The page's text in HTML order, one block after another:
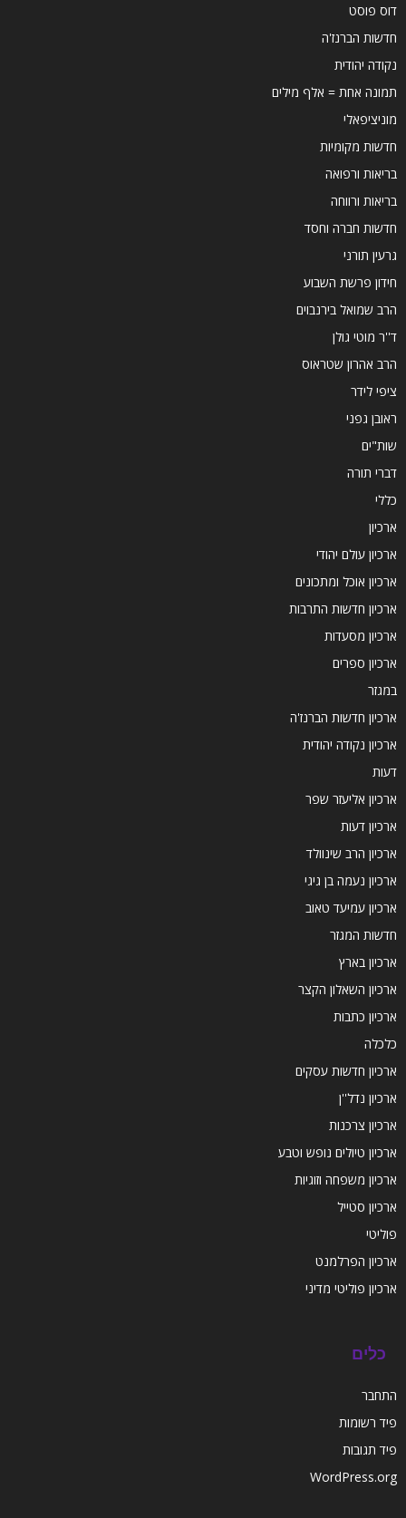
דוס פוסט
חדשות הברנז'ה
נקודה יהודית
תמונה אחת = אלף מילים
מוניציפאלי
חדשות מקומיות
בריאות ורפואה
בריאות ורווחה
חדשות חברה וחסד
גרעין תורני
חידון פרשת השבוע
הרב שמואל בירנבוים
ד''ר מוטי גולן
הרב אהרון שטראוס
ציפי לידר
ראובן גפני
שות"ים
דברי תורה
כללי
ארכיון
ארכיון עולם יהודי
ארכיון אוכל ומתכונים
ארכיון חדשות התרבות
ארכיון מסעדות
ארכיון ספרים
במגזר
ארכיון חדשות הברנז'ה
ארכיון נקודה יהודית
דעות
ארכיון אליעזר שפר
ארכיון דעות
ארכיון הרב שינוולד
ארכיון נעמה בן גיגי
ארכיון עמיעד טאוב
חדשות המגזר
ארכיון בארץ
ארכיון השאלון הקצר
ארכיון כתבות
כלכלה
ארכיון חדשות עסקים
ארכיון נדל''ן
ארכיון צרכנות
ארכיון טיולים נופש וטבע
ארכיון משפחה וזוגיות
ארכיון סטייל
פוליטי
ארכיון הפרלמנט
ארכיון פוליטי מדיני
כלים
התחבר
פיד רשומות
פיד תגובות
WordPress.org